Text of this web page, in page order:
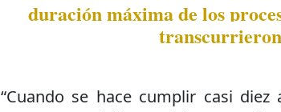
duración máxima de los
“Cuando se hace cumplir casi